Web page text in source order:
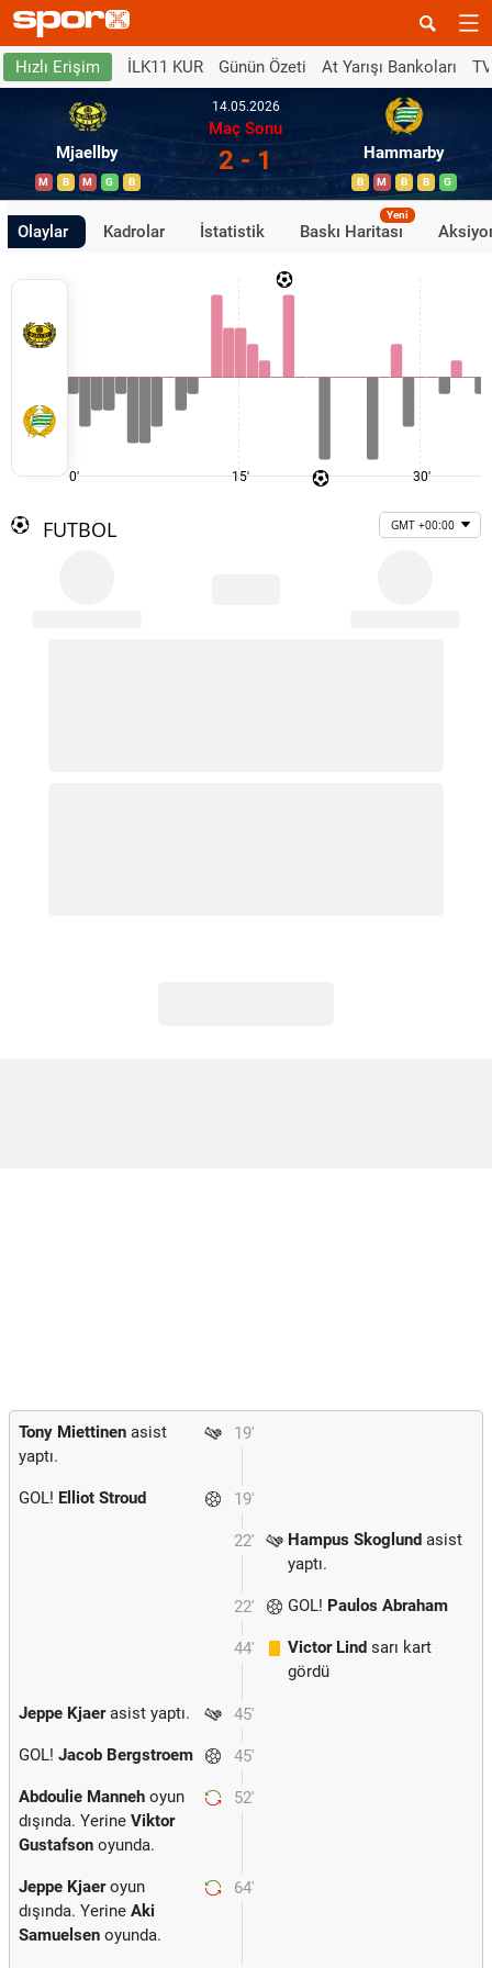
Hızlı Erişim İLK11 KUR Günün Özeti At Yarışı Bankoları
Mjaellby
M B M G B
14.05.2026
Maç Sonu
2 - 1 Hammarby
B M B B G
Olaylar Kadrolar İstatistik Baskı Haritası
Yeni
0' 15' 30'
FUTBOL GMT +00:00
19'
Tony Miettinen asist
yaptı.
19'
GOL! Elliot Stroud
22' Hampus Skoglund asist
yaptı.
22' GOL! Paulos Abraham
44' Victor Lind sarı kart
gördü
45'
Jeppe Kjaerasist yaptı.
45'
GOL! Jacob Bergstroem
52'
Abdoulie Manneh oyun
dışında. Yerine Viktor
Gustafson oyunda.
64'
Jeppe Kjaeroyun
dışında. Yerine Aki
Samuelsen oyunda.